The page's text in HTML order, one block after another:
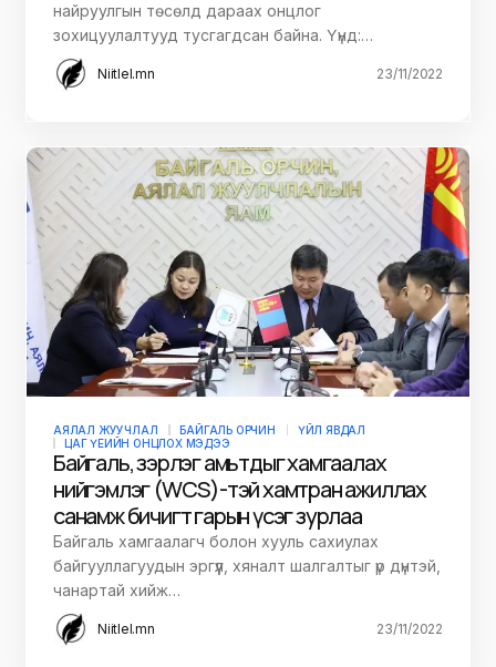
найруулгын төсөлд дараах онцлог
зохицуулалтууд тусгагдсан байна. Үүнд:…
Niitlel.mn 23/11/2022
АЯЛАЛ ЖУУЧЛАЛ БАЙГАЛЬ ОРЧИН
ҮЙЛ ЯВДАЛ
ЦАГ ҮЕИЙН ОНЦЛОХ МЭДЭЭ
Байгаль, зэрлэг амьтдыг хамгаалах
нийгэмлэг (WCS)-тэй хамтран ажиллах
санамж бичигт гарын үсэг зурлаа
Байгаль хамгаалагч болон хууль сахиулах
байгууллагуудын эргүүл, хяналт шалгалтыг үр дүнтэй,
чанартай хийж…
Niitlel.mn 23/11/2022